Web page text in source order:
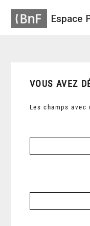
Espace
VOUS AVEZ
Les champs